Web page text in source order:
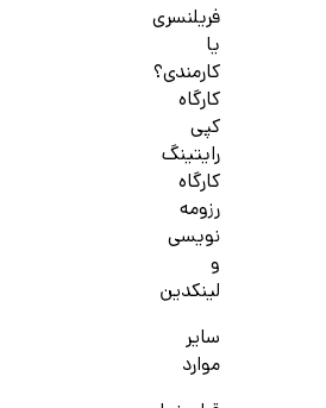
فریلنسری
یا
کارمندی؟
کارگاه
کپی
رایتینگ
کارگاه
رزومه
نویسی
و
لینکدین
سایر
موارد